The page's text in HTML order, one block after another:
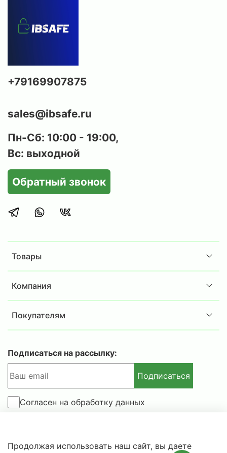
Товары
Компания
Покупателям
+79169907875
sales@ibsafe.ru
Пн-Сб: 10:00 - 19:00,
Вс: выходной
Обратный звонок
Подписаться на рассылку:
Подписаться
Согласен на обработку данных
© 2025-2026 IBSAFE.RU – Интернет-магазин сейфов и
Продолжая использовать наш сайт, вы даете